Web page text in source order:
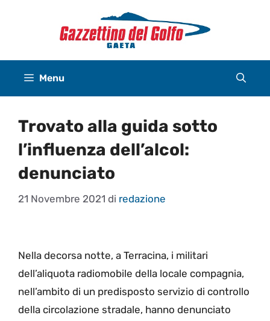
Menu
Trovato alla guida sotto
l’influenza dell’alcol:
denunciato
21 Novembre 2021 di redazione
Nella decorsa notte, a Terracina, i militari
dell’aliquota radiomobile della locale compagnia,
nell’ambito di un predisposto servizio di controllo
della circolazione stradale, hanno denunciato